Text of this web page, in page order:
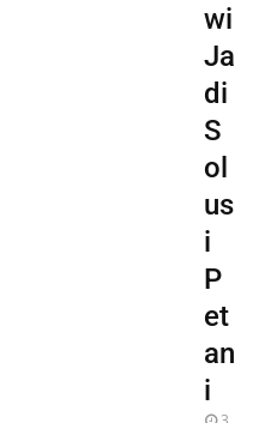
wi
Ja
di
S
ol
us
i
P
et
an
i